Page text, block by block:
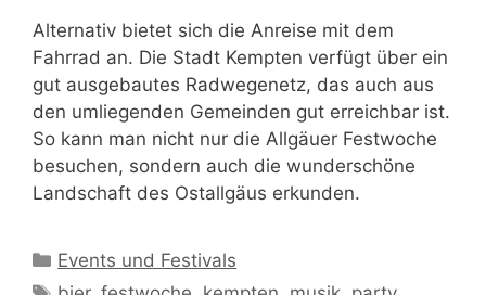
Alternativ bietet sich die Anreise mit dem
Fahrrad an. Die Stadt Kempten verfügt über ein
gut ausgebautes Radwegenetz, das auch aus
den umliegenden Gemeinden gut erreichbar ist.
So kann man nicht nur die Allgäuer Festwoche
besuchen, sondern auch die wunderschöne
Landschaft des Ostallgäus erkunden.
Kategorien
Events und Festivals
Schlagwörter